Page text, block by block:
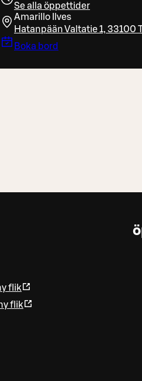
Se alla öppettider
Amarillo Ilves
Hatanpään Valtatie 1, 33100
Boka bord
flik
flik